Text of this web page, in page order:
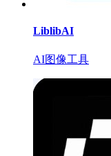
LiblibAI
AI图像工具